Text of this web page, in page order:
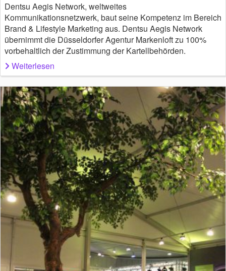
Dentsu Aegis Network, weltweites
Kommunikationsnetzwerk, baut seine Kompetenz im Bereich
Brand & Lifestyle Marketing aus. Dentsu Aegis Network
übernimmt die Düsseldorfer Agentur Markenloft zu 100%
vorbehaltlich der Zustimmung der Kartellbehörden.
Weiterlesen